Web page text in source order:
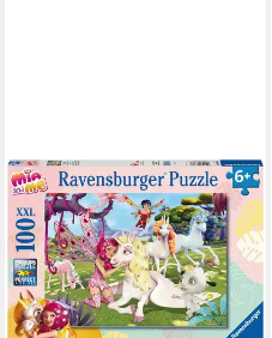
RAVENSBURGER
Puzzle Wahre Einhorn-
Freundschaft, 100 Puzzleteile,
Made in Germany
ab 10,42 € UVP13,99 €
-26%